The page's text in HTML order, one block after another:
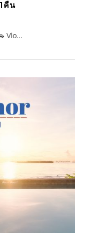
คืน
Vlo…